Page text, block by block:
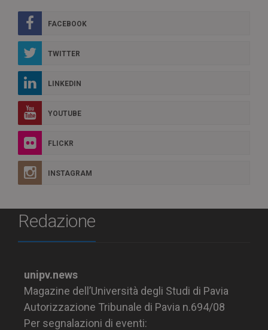
FACEBOOK
TWITTER
LINKEDIN
YOUTUBE
FLICKR
INSTAGRAM
Redazione
unipv.news
Magazine dell’Università degli Studi di Pavia
Autorizzazione Tribunale di Pavia n.694/08
Per segnalazioni di eventi: